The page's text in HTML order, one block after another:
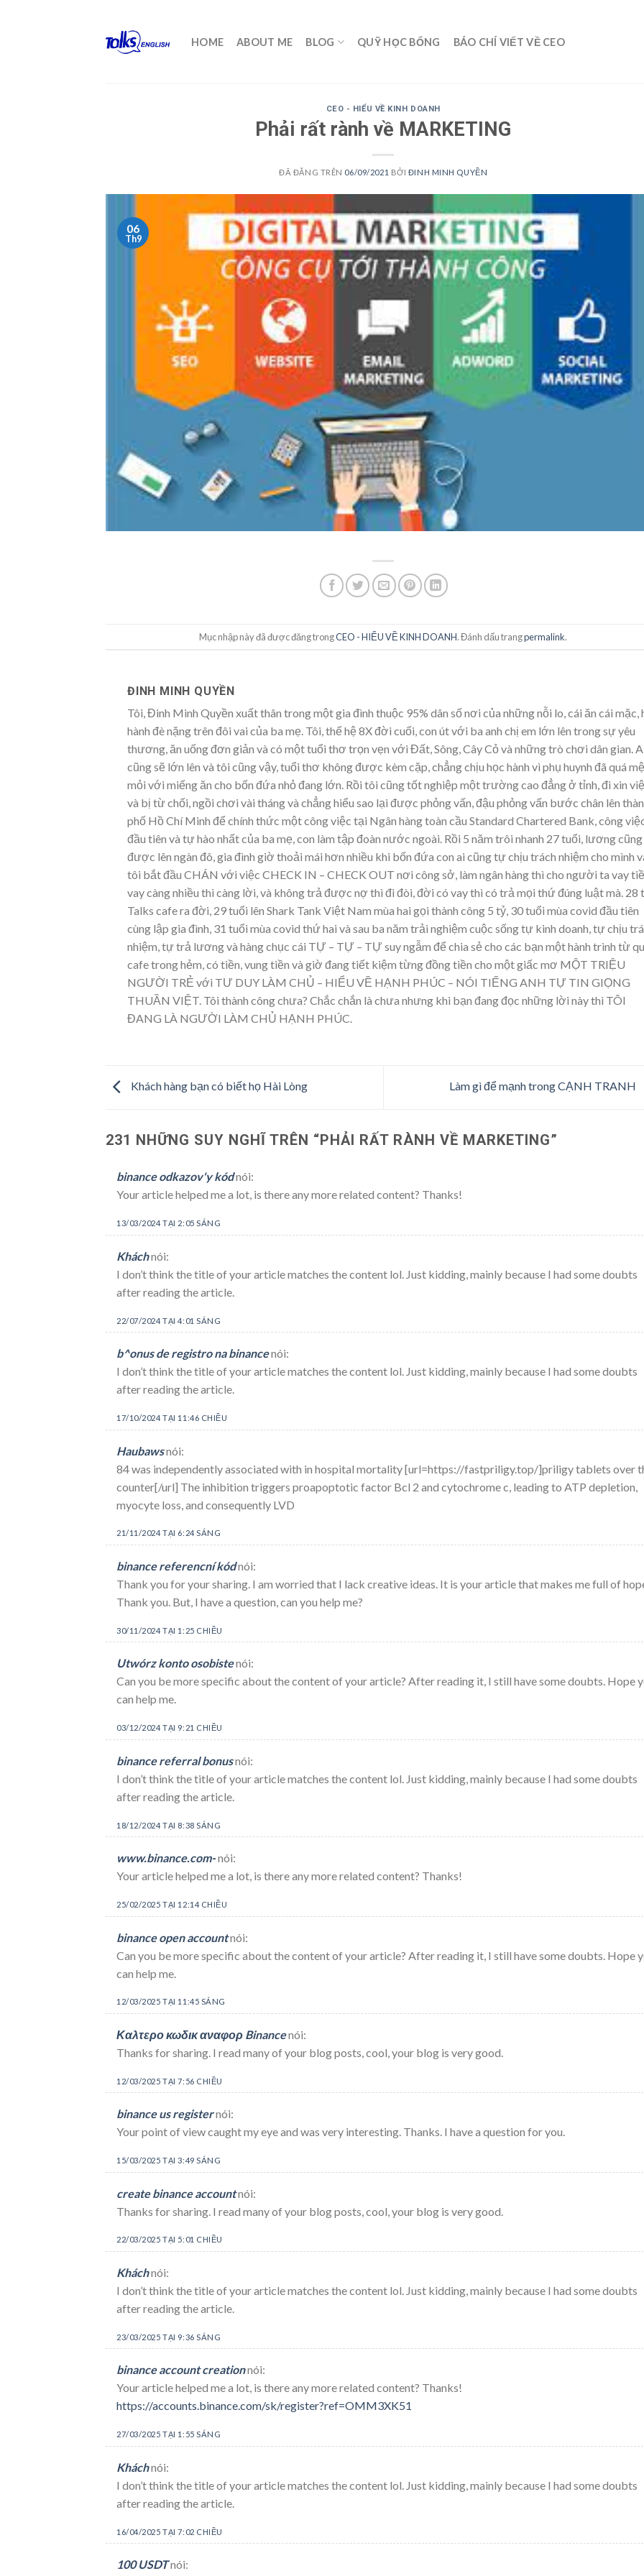
HOME ABOUT ME BLOG QUỸ HỌC BỔNG BÁO CHÍ VIẾT VỀ CEO
CEO - HIỂU VỀ KINH DOANH
Phải rất rành về MARKETING
ĐÃ ĐĂNG TRÊN 06/09/2021 BỞI ĐINH MINH QUYỀN
06
Th9
Mục nhập này đã được đăng trongCEO - HIỂU VỀ KINH DOANH. Đánh dấu trangpermalink.
ĐINH MINH QUYỀN
Tôi, Đinh Minh Quyền xuất thân trong một gia đình thuộc 95% dân số nơi của những nỗi lo, cái ăn cái mặc,
hành đè nặng trên đôi vai của ba mẹ. Tôi, thế hệ 8X đời cuối, con út với ba anh chị em lớn lên trong sự yêu
thương, ăn uống đơn giản và có một tuổi thơ trọn vẹn với Đất, Sông, Cây Cỏ và những trò chơi dân gian.
cũng sẽ lớn lên và tôi cũng vậy, tuổi thơ không được kèm cặp, chẳng chịu học hành vì phụ huynh đã quá
mỏi với miếng ăn cho bốn đứa nhỏ đang lớn. Rồi tôi cũng tốt nghiệp một trường cao đẳng ở tỉnh, đi xin
và bị từ chối, ngồi chơi vài tháng và chẳng hiểu sao lại được phỏng vấn, đậu phỏng vấn bước chân lên
phố Hồ Chí Minh để chính thức một công việc tại Ngân hàng toàn cầu Standard Chartered Bank, công
đầu tiên và tự hào nhất của ba mẹ, con làm tập đoàn nước ngoài. Rồi 5 năm trôi nhanh 27 tuổi, lương cũng
được lên ngàn đô, gia đình giờ thoải mái hơn nhiều khi bốn đứa con ai cũng tự chịu trách nhiệm cho mình
tôi bắt đầu CHÁN với việc CHECK IN – CHECK OUT nơi công sở, làm ngân hàng thì cho người ta vay
vay càng nhiều thì càng lời, và không trả được nợ thì đi đòi, đời có vay thì có trả mọi thứ đúng luật mà. 28
Talks cafe ra đời, 29 tuổi lên Shark Tank Việt Nam mùa hai gọi thành công 5 tỷ, 30 tuổi mùa covid đầu tiên
cùng lập gia đình, 31 tuổi mùa covid thứ hai và sau ba năm trải nghiệm cuộc sống tự kinh doanh, tự chịu
nhiệm, tự trả lương và hàng chục cái TỰ – TỰ – TỰ suy ngẫm để chia sẻ cho các bạn một hành trình từ
cafe trong hẻm, có tiền, vung tiền và giờ đang tiết kiệm từng đồng tiền cho một giấc mơ MỘT TRIỆU
NGƯỜI TRẺ với TƯ DUY LÀM CHỦ – HIỂU VỀ HẠNH PHÚC – NÓI TIẾNG ANH TỰ TIN GIỌNG
THUẦN VIỆT. Tôi thành công chưa? Chắc chắn là chưa nhưng khi bạn đang đọc những lời này thì TÔI
ĐANG LÀ NGƯỜI LÀM CHỦ HẠNH PHÚC.
Khách hàng bạn có biết họ Hài Lòng Làm gì để mạnh trong CẠNH TRANH
231 NHỮNG SUY NGHĨ TRÊN “PHẢI RẤT RÀNH VỀ MARKETING”
binance odkazov'y kódnói:
Your article helped me a lot, is there any more related content? Thanks!
13/03/2024 TẠI 2:05 SÁNG
Kháchnói:
I don’t think the title of your article matches the content lol. Just kidding, mainly because I had some doubts
after reading the article.
22/07/2024 TẠI 4:01 SÁNG
b^onus de registro na binancenói:
I don’t think the title of your article matches the content lol. Just kidding, mainly because I had some doubts
after reading the article.
17/10/2024 TẠI 11:46 CHIỀU
Haubawsnói:
84 was independently associated with in hospital mortality [url=https://fastpriligy.top/]priligy tablets over
counter[/url] The inhibition triggers proapoptotic factor Bcl 2 and cytochrome c, leading to ATP depletion,
myocyte loss, and consequently LVD
21/11/2024 TẠI 6:24 SÁNG
binance referencní kódnói:
Thank you for your sharing. I am worried that I lack creative ideas. It is your article that makes me full of
Thank you. But, I have a question, can you help me?
30/11/2024 TẠI 1:25 CHIỀU
Utwórz konto osobistenói:
Can you be more specific about the content of your article? After reading it, I still have some doubts. Hope
can help me.
03/12/2024 TẠI 9:21 CHIỀU
binance referral bonusnói:
I don’t think the title of your article matches the content lol. Just kidding, mainly because I had some doubts
after reading the article.
18/12/2024 TẠI 8:38 SÁNG
www.binance.com-nói:
Your article helped me a lot, is there any more related content? Thanks!
25/02/2025 TẠI 12:14 CHIỀU
binance open accountnói:
Can you be more specific about the content of your article? After reading it, I still have some doubts. Hope
can help me.
12/03/2025 TẠI 11:45 SÁNG
Καλτερο κωδικ αναφορ Binancenói:
Thanks for sharing. I read many of your blog posts, cool, your blog is very good.
12/03/2025 TẠI 7:56 CHIỀU
binance us registernói:
Your point of view caught my eye and was very interesting. Thanks. I have a question for you.
15/03/2025 TẠI 3:49 SÁNG
create binance accountnói:
Thanks for sharing. I read many of your blog posts, cool, your blog is very good.
22/03/2025 TẠI 5:01 CHIỀU
Kháchnói:
I don’t think the title of your article matches the content lol. Just kidding, mainly because I had some doubts
after reading the article.
23/03/2025 TẠI 9:36 SÁNG
binance account creationnói:
Your article helped me a lot, is there any more related content? Thanks!
https://accounts.binance.com/sk/register?ref=OMM3XK51
27/03/2025 TẠI 1:55 SÁNG
Kháchnói:
I don’t think the title of your article matches the content lol. Just kidding, mainly because I had some doubts
after reading the article.
16/04/2025 TẠI 7:02 CHIỀU
100 USDTnói: